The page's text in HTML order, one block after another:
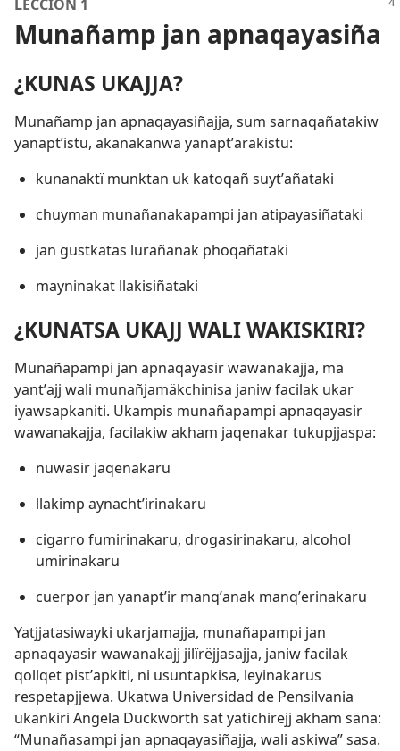
LECCIÓN 1
Munañamp jan apnaqayasiña
¿KUNAS UKAJJA?
Munañamp jan apnaqayasiñajja, sum sarnaqañatakiw
yanaptʼistu, akanakanwa yanaptʼarakistu:
kunanaktï munktan uk katoqañ suytʼañataki
chuyman munañanakapampi jan atipayasiñataki
jan gustkatas lurañanak phoqañataki
mayninakat llakisiñataki
¿KUNATSA UKAJJ WALI WAKISKIRI?
Munañapampi jan apnaqayasir wawanakajja, mä
yantʼajj wali munañjamäkchinisa janiw facilak ukar
iyawsapkaniti. Ukampis munañapampi apnaqayasir
wawanakajja, facilakiw akham jaqenakar tukupjjaspa:
nuwasir jaqenakaru
llakimp aynachtʼirinakaru
cigarro fumirinakaru, drogasirinakaru, alcohol
umirinakaru
cuerpor jan yanaptʼir manqʼanak manqʼerinakaru
Yatjjatasiwayki ukarjamajja, munañapampi jan
apnaqayasir wawanakajj jilïrëjjasajja, janiw facilak
qollqet pistʼapkiti, ni usuntapkisa, leyinakarus
respetapjjewa. Ukatwa Universidad de Pensilvania
ukankiri Angela Duckworth sat yatichirejj akham säna:
“Munañasampi jan apnaqayasiñajja, wali askiwa” sasa.